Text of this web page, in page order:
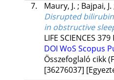
7.
Maury, J. ; Bajpai, J.
Disrupted
in obstructive
LIFE SCIENCES 379
DOI WoS Scopus
Összefoglaló cikk
[36276037]